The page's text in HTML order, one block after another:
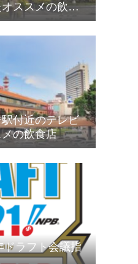
ススメの飲食
付近のテレビ
の飲食店
ドラフト会議指